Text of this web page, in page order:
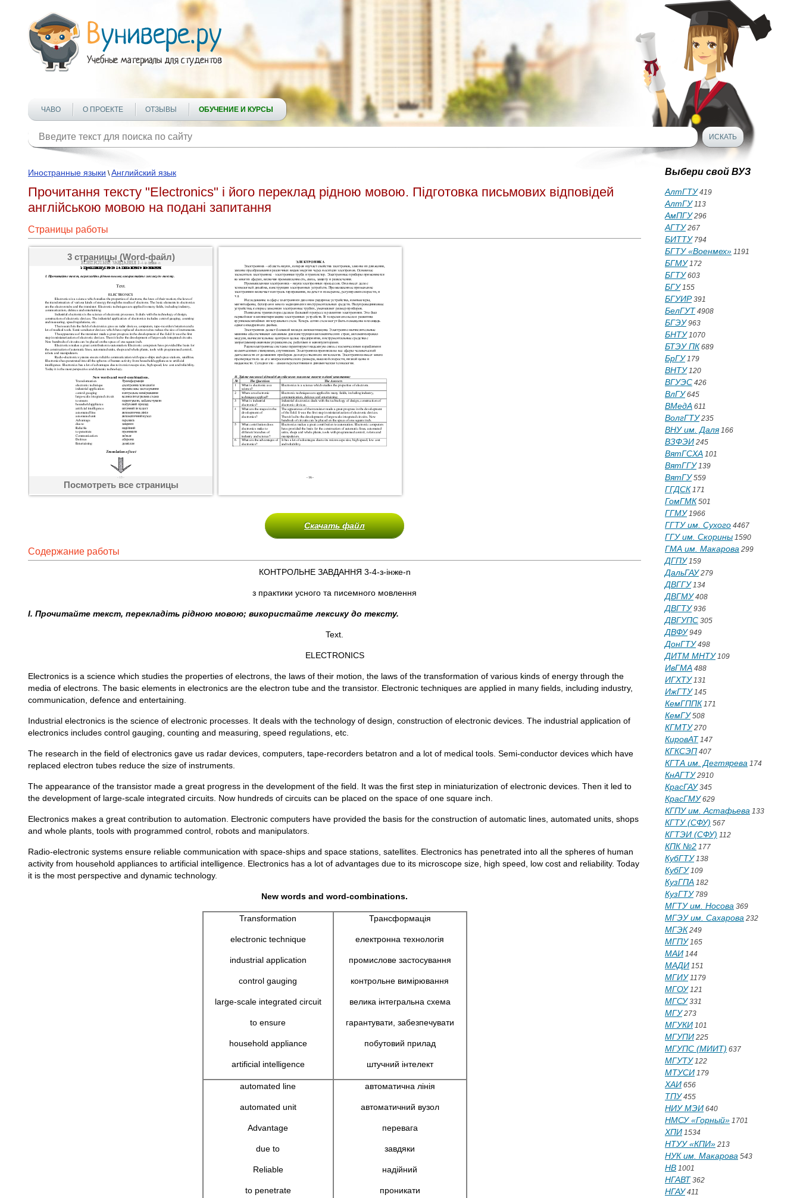
ЧАВО О ПРОЕКТЕ ОТЗЫВЫ ОБУЧЕНИЕ И КУРСЫ
Иностранные языки \Английский язык
Прочитання тексту "Electronics" і його переклад рідною мовою. Підготовка письмових відповідей
англійською мовою на подані запитання
Страницы работы
3 страницы (Word-файл)
Посмотреть все страницы
Скачать файл
Содержание работы
КОНТРОЛЬНЕ ЗАВДАННЯ 3-4-з-інже-n
з практики усного та писемного мовлення
I. Прочитайте текст, перекладіть рідною мовою; використайте лексику до тексту.
Text.
ELECTRONICS
Electronics is a science which studies the properties of electrons, the laws of their motion, the laws of the transformation of various kinds of energy through the
media of electrons. The basic elements in electronics are the electron tube and the transistor. Electronic techniques are applied in many fields, including industry,
communication, defence and entertaining.
Industrial electronics is the science of electronic processes. It deals with the technology of design, construction of electronic devices. The industrial application of
electronics includes control gauging, counting and measuring, speed regulations, etc.
The research in the field of electronics gave us radar devices, computers, tape-recorders betatron and a lot of medical tools. Semi-conductor devices which have
replaced electron tubes reduce the size of instruments.
The appearance of the transistor made a great progress in the development of the field. It was the first step in miniaturization of electronic devices. Then it led to
the development of large-scale integrated circuits. Now hundreds of circuits can be placed on the space of one square inch.
Electronics makes a great contribution to automation. Electronic computers have provided the basis for the construction of automatic lines, automated units, shops
and whole plants, tools with programmed control, robots and manipulators.
Radio-electronic systems ensure reliable communication with space-ships and space stations, satellites. Electronics has penetrated into all the spheres of human
activity from household appliances to artificial intelligence. Electronics has a lot of advantages due to its microscope size, high speed, low cost and reliability. Today
it is the most perspective and dynamic technology.
New words and word-combinations.
Transformation
electronic technique
industrial application
control gauging
large-scale integrated circuit
to ensure
household appliance
artificial intelligence
Трансформація
електронна технологія
промислове застосування
контрольне вимірювання
велика інтегральна схема
гарантувати, забезпечувати
побутовий прилад
штучний інтелект
automated line
automated unit
Advantage
due to
Reliable
to penetrate
автоматична лінія
автоматичний вузол
перевага
завдяки
надійний
проникати
Выбери свой ВУЗ
АлтГТУ419
АлтГУ113
АмПГУ296
АГТУ267
БИТТУ794
БГТУ «Военмех» 1191
БГМУ172
БГТУ603
БГУ155
БГУИР391
БелГУТ 4908
БГЭУ963
БНТУ1070
БТЭУ ПК 689
БрГУ179
ВНТУ120
ВГУЭС 426
ВлГУ645
ВМедА 611
ВолгГТУ235
ВНУ им. Даля166
ВЗФЭИ 245
ВятГСХА 101
ВятГГУ139
ВятГУ559
ГГДСК 171
ГомГМК 501
ГГМУ1966
ГГТУ им. Сухого 4467
ГГУ им. Скорины 1590
ГМА им. Макарова 299
ДГПУ159
ДальГАУ279
ДВГГУ134
ДВГМУ408
ДВГТУ936
ДВГУПС 305
ДВФУ949
ДонГТУ498
ДИТМ МНТУ109
ИвГМА 488
ИГХТУ131
ИжГТУ145
КемГППК 171
КемГУ508
КГМТУ270
КировАТ 147
КГКСЭП 407
КГТА им. Дегтярева 174
КнАГТУ2910
КрасГАУ345
КрасГМУ629
КГПУ им. Астафьева 133
КГТУ (СФУ) 567
КГТЭИ (СФУ) 112
КПК №2 177
КубГТУ138
КубГУ109
КузГПА 182
КузГТУ789
МГТУ им. Носова 369
МГЭУ им. Сахарова 232
МГЭК 249
МГПУ165
МАИ 144
МАДИ 151
МГИУ1179
МГОУ121
МГСУ331
МГУ273
МГУКИ 101
МГУПИ 225
МГУПС (МИИТ) 637
МГУТУ122
МТУСИ 179
ХАИ 656
ТПУ455
НИУ МЭИ 640
НМСУ «Горный» 1701
ХПИ 1534
НТУУ «КПИ» 213
НУК им. Макарова 543
НВ 1001
НГАВТ 362
НГАУ411